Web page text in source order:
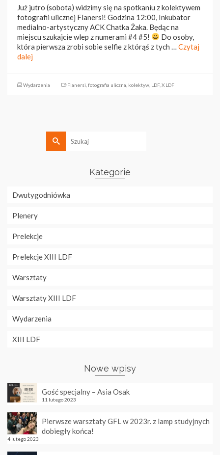
Już jutro (sobota) widzimy się na spotkaniu z kolektywem
fotografii ulicznej Flanersi! Godzina 12:00, Inkubator
medialno-artystyczny ACK Chatka Żaka. Będąc na
miejscu szukajcie wlep z numerami #4 #5!
Do osoby,
która pierwsza zrobi sobie selfie z którąś z tych … Czytaj
dalej
Wydarzenia Flanersi fotografia uliczna kolektyw LDF, X LDF
Szukaj
Kategorie
Dwutygodniówka
Plenery
Prelekcje
Prelekcje XIII LDF
Warsztaty
Warsztaty XIII LDF
Wydarzenia
XIII LDF
Nowe wpisy
Gość specjalny – Asia Osak
11 lutego 2023
Pierwsze warsztaty GFL w 2023r. z lamp studyjnych
dobiegły końca!
4 lutego 2023